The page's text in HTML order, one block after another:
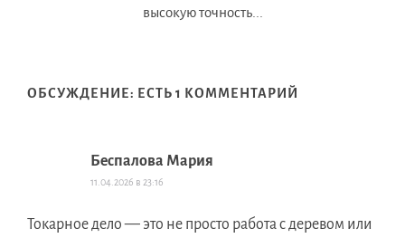
высокую точность...
ОБСУЖДЕНИЕ: ЕСТЬ 1 КОММЕНТАРИЙ
Беспалова Мария
11.04.2026 в 23:16
Токарное дело — это не просто работа с деревом или